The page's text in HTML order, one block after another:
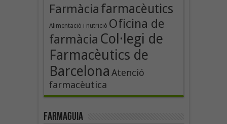
Farmàcia farmacèutics
Alimentació i nutrició Oficina de
farmàcia Col·legi de
Farmacèutics de
Barcelona Atenció
farmacèutica
Farmaguia